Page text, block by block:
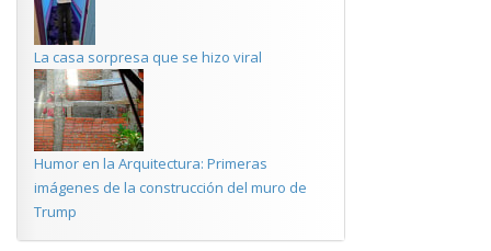
La casa sorpresa que se hizo viral
Humor en la Arquitectura: Primeras
imágenes de la construcción del muro de
Trump